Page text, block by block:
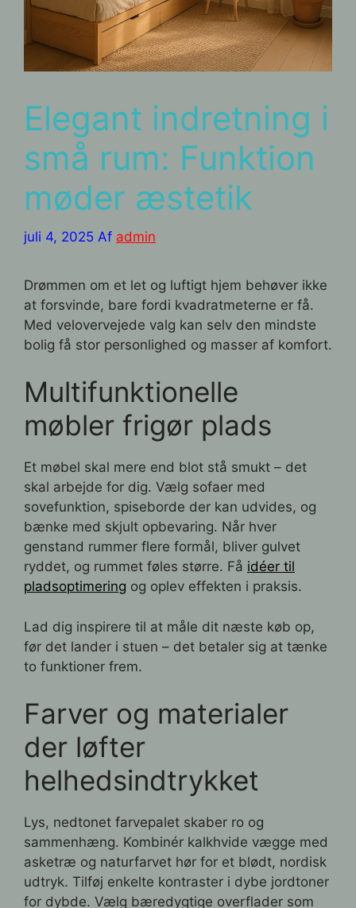
Elegant indretning i
små rum: Funktion
møder æstetik
juli 4, 2025 Af admin
Drømmen om et let og luftigt hjem behøver ikke
at forsvinde, bare fordi kvadratmeterne er få.
Med velovervejede valg kan selv den mindste
bolig få stor personlighed og masser af komfort.
Multifunktionelle
møbler frigør plads
Et møbel skal mere end blot stå smukt – det
skal arbejde for dig. Vælg sofaer med
sovefunktion, spiseborde der kan udvides, og
bænke med skjult opbevaring. Når hver
genstand rummer flere formål, bliver gulvet
ryddet, og rummet føles større. Få idéer til
pladsoptimering og oplev effekten i praksis.
Lad dig inspirere til at måle dit næste køb op,
før det lander i stuen – det betaler sig at tænke
to funktioner frem.
Farver og materialer
der løfter
helhedsindtrykket
Lys, nedtonet farvepalet skaber ro og
sammenhæng. Kombinér kalkhvide vægge med
asketræ og naturfarvet hør for et blødt, nordisk
udtryk. Tilføj enkelte kontraster i dybe jordtoner
for dybde. Vælg bæredygtige overflader som